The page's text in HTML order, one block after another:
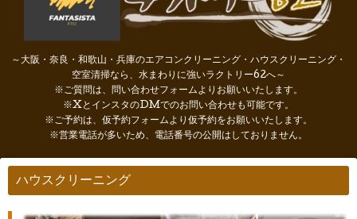
～大阪・奈良・和歌山・兵庫のエアコンクリーニング・ハウスクリーニング・
空室清掃なら、水まわりに強いラクトリー62へ～
※ご質問は、問い合わせフォームよりお願いいたします。
※XとインスタのDMでのお問い合わせも可能です。
※ご予約は、仮予約フォームより仮予約をお願いいたします。
※営業電話が多いため、電話番号の公開はしておりません。
ハウスクリーニング